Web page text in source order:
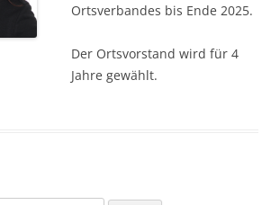
Ortsverbandes bis Ende 2025.
Der Ortsvorstand wird für 4
Jahre gewählt.